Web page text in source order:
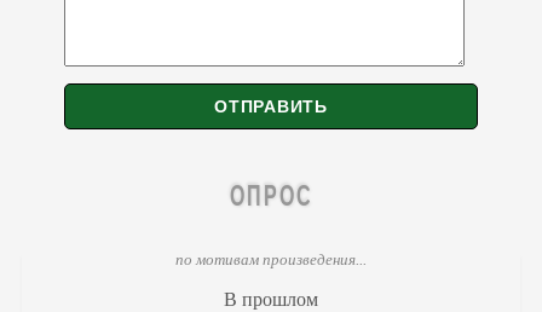
ОПРОС
по мотивам произведения...
В прошлом